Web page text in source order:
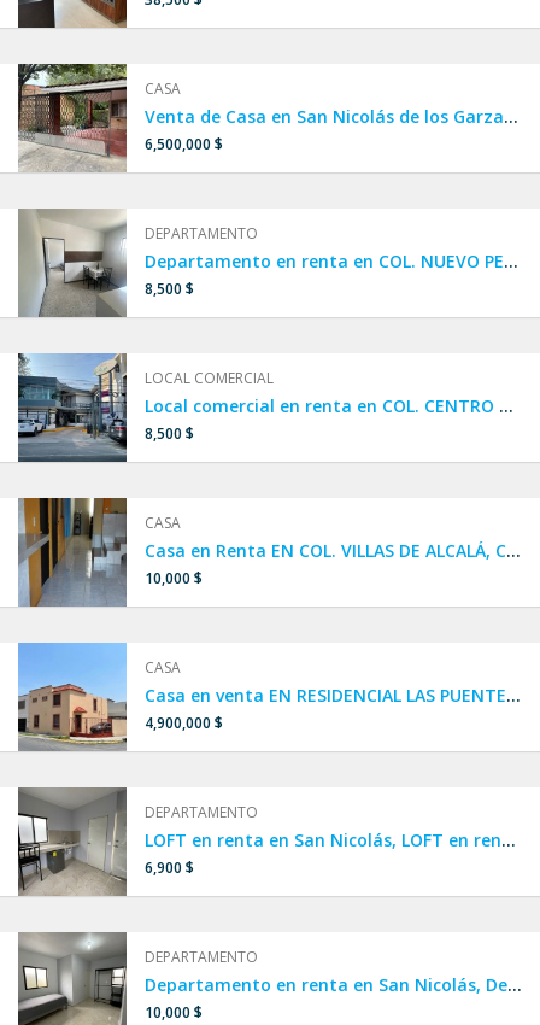
CASA
Venta de Casa en San Nicolás de los Garza, Col. Villa Universidad cerca de Av. Universidad, lista para habitar.
6,500,000 $
DEPARTAMENTO
Departamento en renta en COL. NUEVO PERIFÉRICO / ITURBIDE, SAN NICOLÁS DE LOS GARZA
8,500 $
LOCAL COMERCIAL
Local comercial en renta en COL. CENTRO DE SAN NICOLÁS DE LOS GARZA
8,500 $
CASA
Casa en Renta EN COL. VILLAS DE ALCALÁ, CIÉNEGA DE FLORES, N.L.
10,000 $
CASA
Casa en venta EN RESIDENCIAL LAS PUENTES, en San Nicolás de los Garza, cerca de Diego Diaz y el Anillo vial.
4,900,000 $
DEPARTAMENTO
LOFT en renta en San Nicolás, LOFT en renta amueblado en San Nicolás, Clínica 6 IMSS, LOFT cerca de UANL
6,900 $
DEPARTAMENTO
Departamento en renta en San Nicolás, Departamento amueblado cerca de UANL, Departamento amueblado cerca de la clínica 6 IMSS, AMUEBLADO por UNIVERSIDAD Y CLÍNICA 6 IMSS,departamento en colonia Nuevo Periférico,Iturbide
10,000 $